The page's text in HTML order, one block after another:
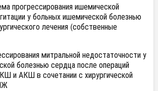
прогрессирования ишемической
у больных ишемической болезнью
лечения (собственные
митральной недостаточности у
болезнью сердца после операций
и АКШ в сочетании с хирургической